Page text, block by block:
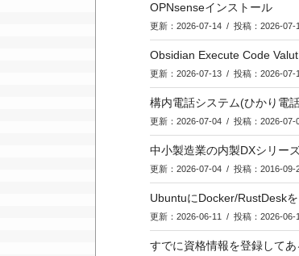
OPNsenseインストール
更新：2026-07-14 / 投稿：2026-07-
Obsidian Execute Code
更新：2026-07-13 / 投稿：2026-07-
構内電話システム(ひかり電
更新：2026-07-04 / 投稿：2026-07-
中小製造業の内製DXシリー
更新：2026-07-04 / 投稿：2016-09-
UbuntuにDocker/RustDesk
更新：2026-06-11 / 投稿：2026-06-
すでに資格情報を登録して